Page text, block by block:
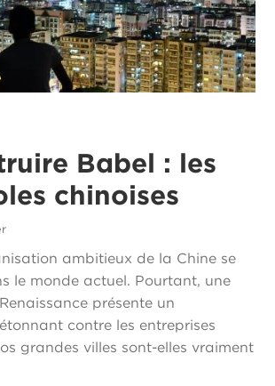
Babel : les
chinoises
ambitieux de la Chine se
le monde actuel. Pourtant, une
présente un
contre les entreprises
grandes villes sont-elles vraiment